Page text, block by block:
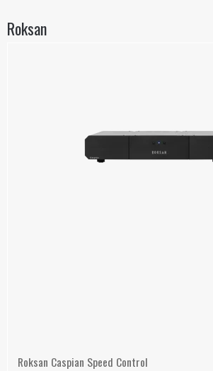
Roksan
Roksan Caspian Speed Control